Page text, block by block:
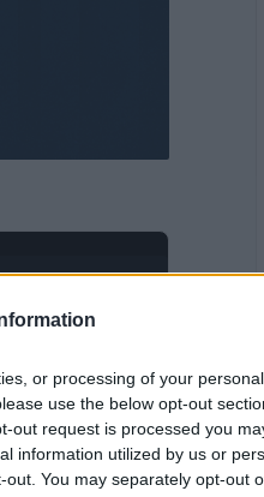
or processing of your
use the below opt-out
out request is processed you
information utilized by us or
You may separately opt-out